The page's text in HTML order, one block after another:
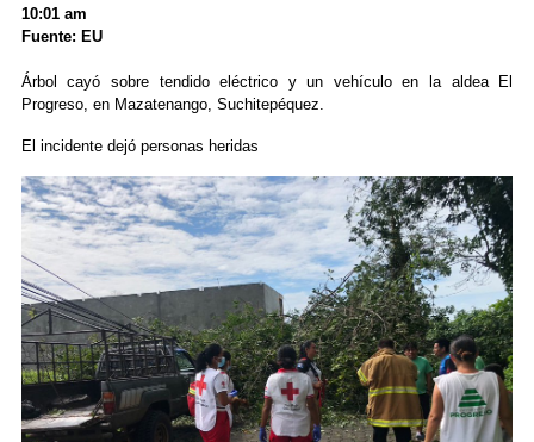
10:01 am
Fuente: EU
Árbol cayó sobre tendido eléctrico y un vehículo en la aldea El
Progreso, en Mazatenango, Suchitepéquez.
El incidente dejó personas heridas